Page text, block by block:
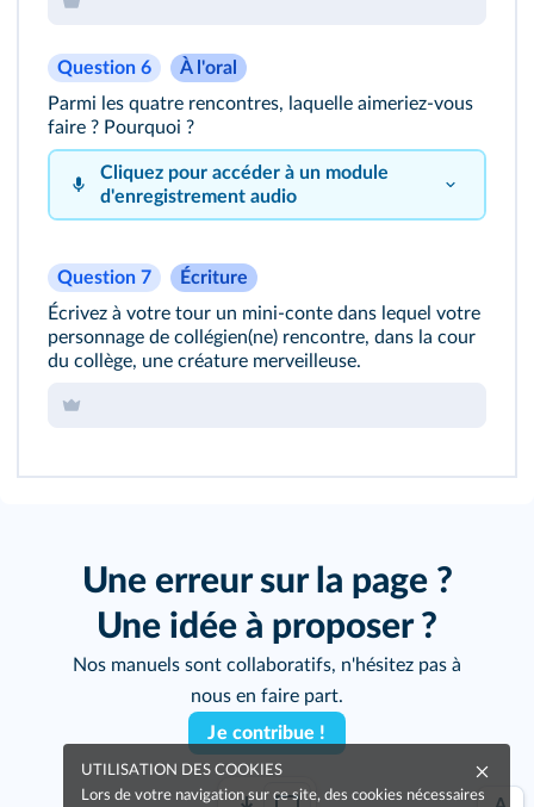
Question 6
À l'oral
Parmi les quatre rencontres, laquelle aimeriez‑vous
faire ? Pourquoi ?
Cliquez pour accéder à un module
d'enregistrement audio
Question 7
Écriture
Écrivez à votre tour un mini-conte dans lequel votre
personnage de collégien(ne) rencontre, dans la cour
du collège, une créature merveilleuse.
Une erreur sur la page ?
Une idée à proposer ?
Nos manuels sont collaboratifs, n'hésitez pas à
nous en faire part.
Je contribue !
UTILISATION DES COOKIES
Lors de votre navigation sur ce site, des cookies nécessaires